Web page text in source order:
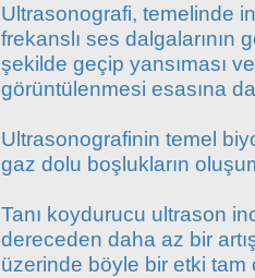
Ultrasonografi, temelinde
frekanslı ses dalgalarının
şekilde geçip yansıması
görüntülenmesi esasına
Ultrasonografinin temel
gaz dolu boşlukların
Tanı koydurucu ultrason
dereceden daha az bir
üzerinde böyle bir etki tam